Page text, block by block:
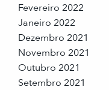
Fevereiro 2022
Janeiro 2022
Dezembro 2021
Novembro 2021
Outubro 2021
Setembro 2021